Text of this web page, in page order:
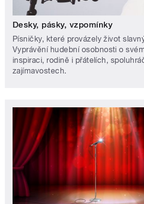
Desky, pásky, vzpomínky
Písničky, které provázely život
Vyprávění hudební osobnosti o
inspiraci, rodině i přátelích,
zajímavostech.